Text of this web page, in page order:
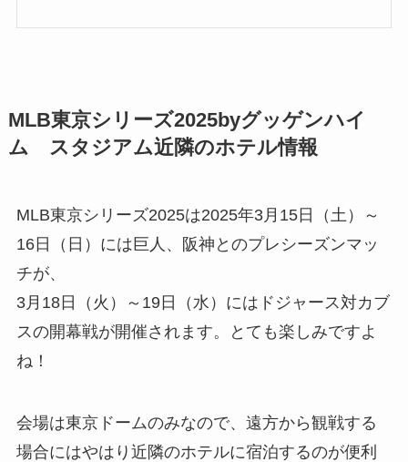
MLB東京シリーズ2025byグッゲンハイ
ム スタジアム近隣のホテル情報
MLB東京シリーズ2025は2025年3月15日（土）～
16日（日）には巨人、阪神とのプレシーズンマッ
チが、
3月18日（火）～19日（水）にはドジャース対カブ
スの開幕戦が開催されます。とても楽しみですよ
ね！
会場は東京ドームのみなので、遠方から観戦する
場合にはやはり近隣のホテルに宿泊するのが便利